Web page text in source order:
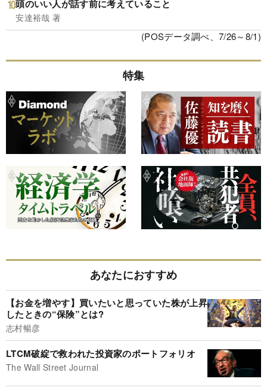
頭のいい人が話す前に考えていること
安達裕哉 著
(POSデータ調べ、7/26～8/1)
特集
あなたにおすすめ
【お金を増やす】買いたいと思っていた株が上昇
したときの“保険”とは?
志村暢彦
LTCM破綻で救われた投資家のポートフォリオ
The Wall Street Journal